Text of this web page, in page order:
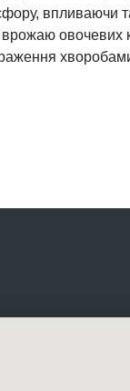
впливаючи
врожаю овочевих